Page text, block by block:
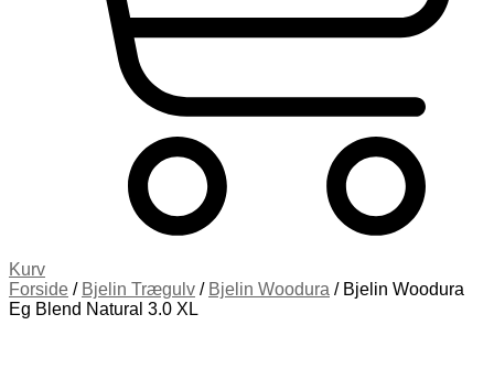
Kurv
Forside / Bjelin Trægulv / Bjelin Woodura / Bjelin Woodura
Eg Blend Natural 3.0 XL